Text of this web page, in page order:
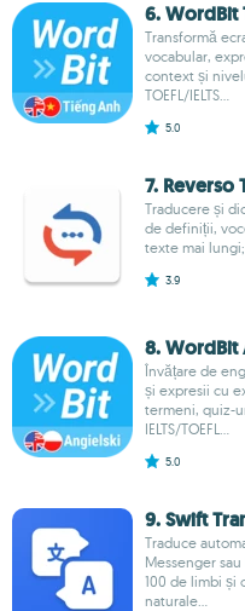
6. WordBit
Transformă
vocabular,
context și
TOEFL/IELTS...
5.0
7. Reverso
Traducere și
de definiții,
texte mai
3.9
8. WordBit
Învățare de
și expresii cu
termeni, quiz-
IELTS/TOEFL...
5.0
9. Swift
Traduce
Messenger
100 de limbi și
naturale...